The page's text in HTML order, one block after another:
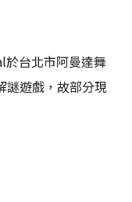
台北市阿曼達舞
謎遊戲，故部分現